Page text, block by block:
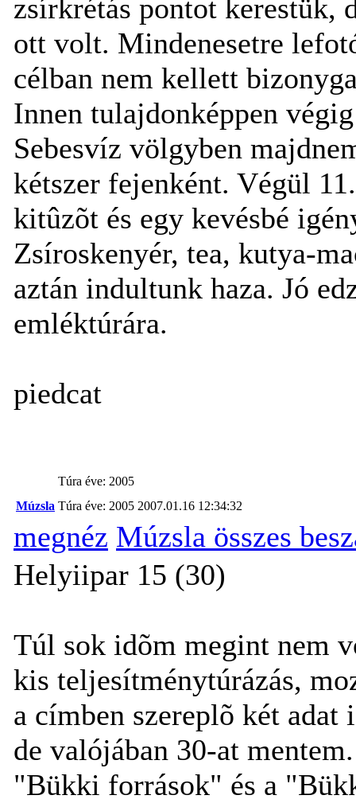
zsírkrétás pontot kerestük,
ott volt. Mindenesetre
célban nem kellett
Innen tulajdonképpen
Sebesvíz völgyben
kétszer fejenként. Végül
kitûzõt és egy kevésbé
Zsíroskenyér, tea, kutya-
aztán indultunk haza. Jó
emléktúrára.
piedcat
Túra éve: 2005
Múzsla Túra éve: 2005 2007.01.16 12:34:32
megnéz Múzsla összes
Helyiipar 15 (30)
Túl sok idõm megint nem
kis teljesítménytúrázás,
a címben szereplõ két adat
de valójában 30-at
"Bükki források" és a